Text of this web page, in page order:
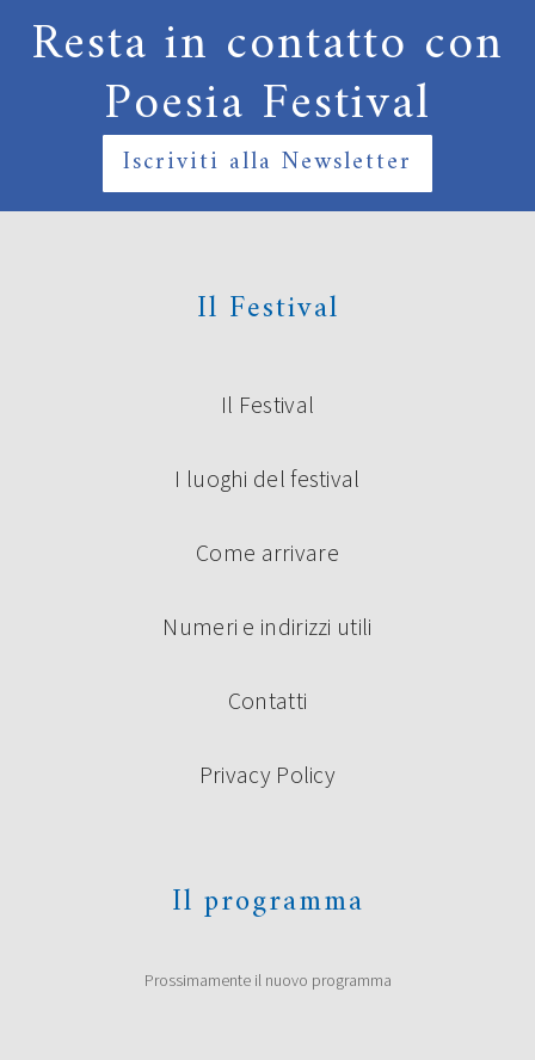
Resta in contatto con
Poesia Festival
Iscriviti alla Newsletter
Il Festival
Il Festival
I luoghi del festival
Come arrivare
Numeri e indirizzi utili
Contatti
Privacy Policy
Il programma
Prossimamente il nuovo programma